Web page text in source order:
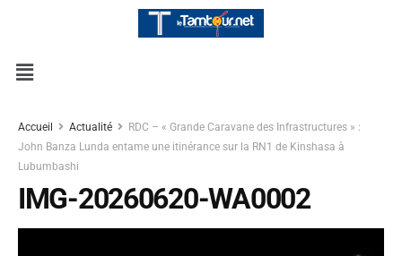
Accueil Actualité
RDC – « Grande Caravane des Infrastructures » :
John Banza Lunda entame une itinérance sur la RN1 de Kinshasa à
Lubumbashi
IMG-20260620-WA0002